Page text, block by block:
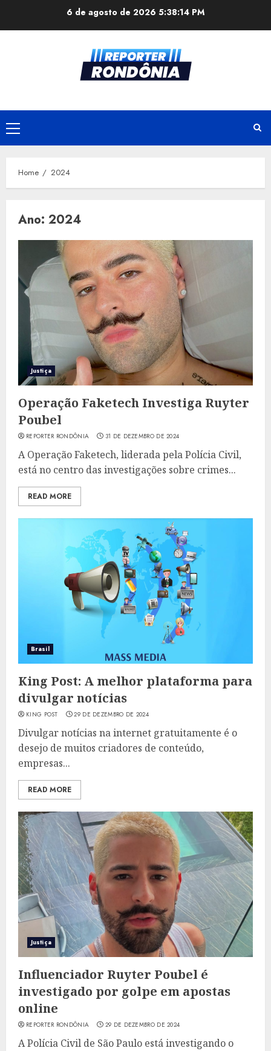
6 de agosto de 2026 5:38:15 PM
Primary
Menu
Home 2024
Ano: 2024
Justiça
Operação Faketech Investiga Ruyter
Poubel
REPORTER RONDÔNIA 31 DE DEZEMBRO DE 2024
A Operação Faketech, liderada pela Polícia Civil,
está no centro das investigações sobre crimes...
READ MORE
Brasil
King Post: A melhor plataforma para
divulgar notícias
KING POST 29 DE DEZEMBRO DE 2024
Divulgar notícias na internet gratuitamente é o
desejo de muitos criadores de conteúdo,
empresas...
READ MORE
Justiça
Influenciador Ruyter Poubel é
investigado por golpe em apostas
online
REPORTER RONDÔNIA 29 DE DEZEMBRO DE 2024
A Polícia Civil de São Paulo está investigando o